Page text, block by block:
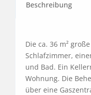
Beschreibung
Die ca. 36 m²
Schlafzimmer,
und Bad. Ein
Wohnung. Die
über eine